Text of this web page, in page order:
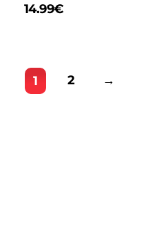
14.99€
1 2 →